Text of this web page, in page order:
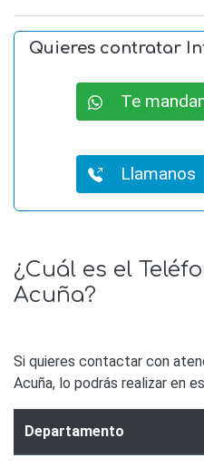
Quieres contratar
Te
Llamanos
¿Cuál es el
Acuña?
Si quieres contactar con
Acuña, lo podrás realizar en
Departamento